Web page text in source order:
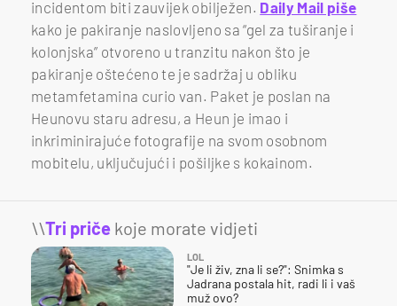
incidentom biti zauvijek obilježen. Daily Mail piše
kako je pakiranje naslovljeno sa “gel za tuširanje i
kolonjska” otvoreno u tranzitu nakon što je
pakiranje oštećeno te je sadržaj u obliku
metamfetamina curio van. Paket je poslan na
Heunovu staru adresu, a Heun je imao i
inkriminirajuće fotografije na svom osobnom
mobitelu, uključujući i pošiljke s kokainom.
\\Tri priče koje morate vidjeti
LOL
"Je li živ, zna li se?": Snimka s
Jadrana postala hit, radi li i vaš
muž ovo?